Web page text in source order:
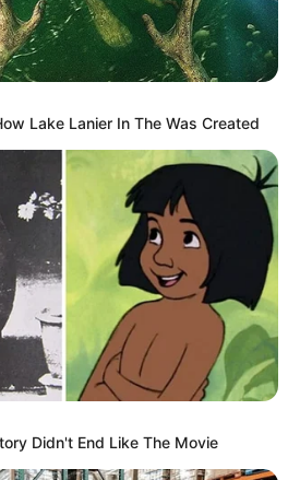
Lake Lanier In The Was Created
Didn't End Like The Movie